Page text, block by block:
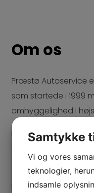
Om os
Præstø Autoservice
som startede i 1999
omhyggelighed i
Hos Præstø
tager imod alle
Du er altid
Samtykke
Vi og vores
teknologier,
indsamle